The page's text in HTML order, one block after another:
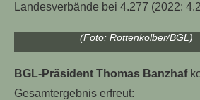
Landesverbände bei 4.277 (2022:
BGL-Präsident Thomas Banzhaf zeigt
(Foto: Rottenkolber/BGL)
BGL-Präsident Thomas Banzhaf
Gesamtergebnis erfreut: